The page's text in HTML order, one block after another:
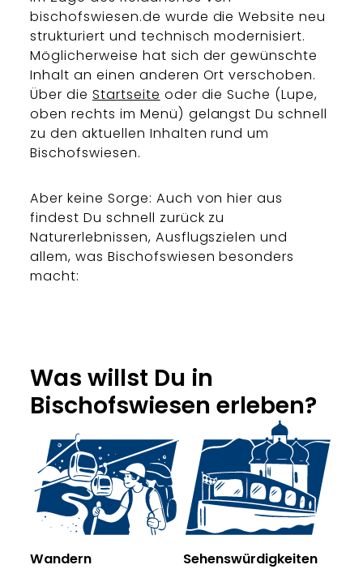
bischofswiesen.de wurde die Website neu
strukturiert und technisch modernisiert.
Möglicherweise hat sich der gewünschte
Inhalt an einen anderen Ort verschoben.
Über dieStartseite oder die Suche (Lupe,
oben rechts im Menü) gelangst Du schnell
zu den aktuellen Inhalten rund um
Bischofswiesen.
Aber keine Sorge: Auch von hier aus
findest Du schnell zurück zu
Naturerlebnissen, Ausflugszielen und
allem, was Bischofswiesen besonders
macht:
Was willst Du in
Bischofswiesen erleben?
Wandern Sehenswürdigkeiten